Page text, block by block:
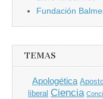
Fundación
TEMAS
Apologética
liberal Ciencia